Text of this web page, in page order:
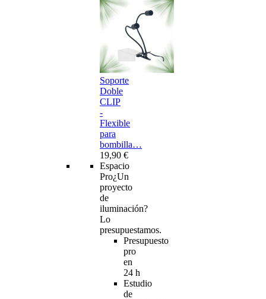
Soporte
Doble
CLIP
-
Flexible
para
bombilla…
19,90 €
Espacio
Pro¿Un
proyecto
de
iluminación?
Lo
presupuestamos.
Presupuesto
pro
en
24 h
Estudio
de